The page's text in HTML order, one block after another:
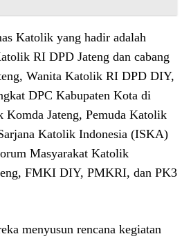
Katolik yang hadir adalah
RI DPD Jateng dan cabang
Wanita Katolik RI DPD DIY,
DPC Kabupaten Kota di
Jateng, Pemuda Katolik
Katolik Indonesia (ISKA)
Masyarakat Katolik
FMKI DIY, PMKRI, dan PK3
menyusun rencana kegiatan